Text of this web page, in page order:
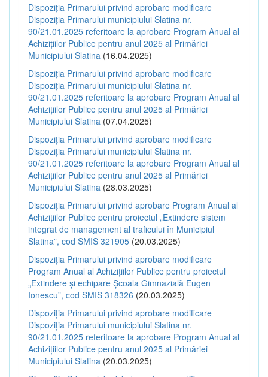
Dispoziția Primarului privind aprobare modificare
Dispoziția Primarului municipiului Slatina nr.
90/21.01.2025 referitoare la aprobare Program Anual al
Achizițiilor Publice pentru anul 2025 al Primăriei
Municipiului Slatina (16.04.2025)
Dispoziția Primarului privind aprobare modificare
Dispoziția Primarului municipiului Slatina nr.
90/21.01.2025 referitoare la aprobare Program Anual al
Achizițiilor Publice pentru anul 2025 al Primăriei
Municipiului Slatina (07.04.2025)
Dispoziția Primarului privind aprobare modificare
Dispoziția Primarului municipiului Slatina nr.
90/21.01.2025 referitoare la aprobare Program Anual al
Achizițiilor Publice pentru anul 2025 al Primăriei
Municipiului Slatina (28.03.2025)
Dispoziția Primarului privind aprobare Program Anual al
Achizițiilor Publice pentru proiectul „Extindere sistem
integrat de management al traficului în Municipiul
Slatina”, cod SMIS 321905 (20.03.2025)
Dispoziția Primarului privind aprobare modificare
Program Anual al Achizițiilor Publice pentru proiectul
„Extindere și echipare Școala Gimnazială Eugen
Ionescu”, cod SMIS 318326 (20.03.2025)
Dispoziția Primarului privind aprobare modificare
Dispoziția Primarului municipiului Slatina nr.
90/21.01.2025 referitoare la aprobare Program Anual al
Achizițiilor Publice pentru anul 2025 al Primăriei
Municipiului Slatina (20.03.2025)